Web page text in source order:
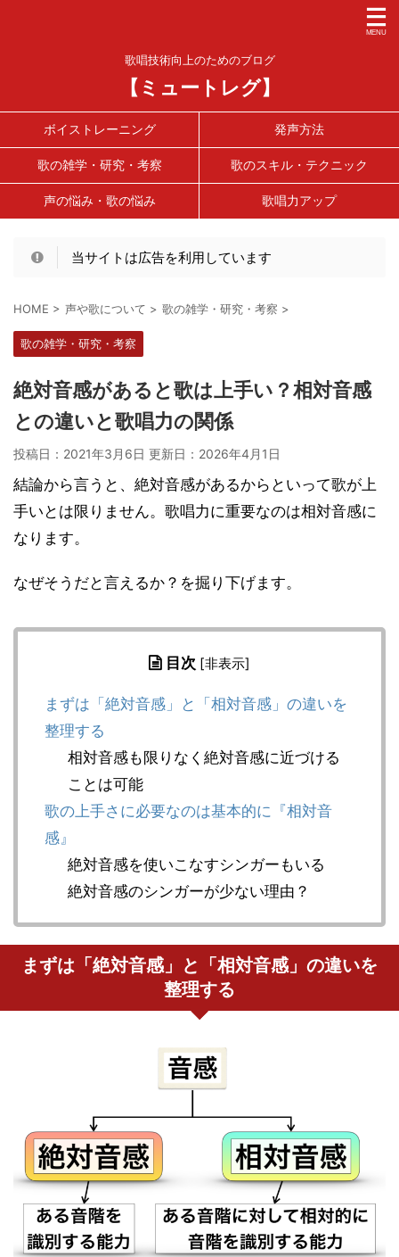
歌唱技術向上のためのブログ
【ミュートレグ】
ボイストレーニング 発声方法
歌の雑学・研究・考察 歌のスキル・テクニック
声の悩み・歌の悩み 歌唱力アップ
当サイトは広告を利用しています
HOME > 声や歌について > 歌の雑学・研究・考察 >
歌の雑学・研究・考察
絶対音感があると歌は上手い？相対音感
との違いと歌唱力の関係
投稿日：2021年3月6日 更新日： 2026年4月1日
結論から言うと、絶対音感があるからといって歌が上
手いとは限りません。歌唱力に重要なのは相対音感に
なります。
なぜそうだと言えるか？を掘り下げます。
目次 [非表示]
まずは「絶対音感」と「相対音感」の違いを
整理する
相対音感も限りなく絶対音感に近づける
ことは可能
歌の上手さに必要なのは基本的に『相対音
感』
絶対音感を使いこなすシンガーもいる
絶対音感のシンガーが少ない理由？
まずは「絶対音感」と「相対音感」の違いを
整理する